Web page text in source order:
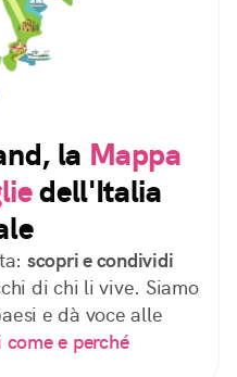
la Mappa
dell'Italia
scopri e condividi
di chi li vive. Siamo
e dà voce alle
come e perché